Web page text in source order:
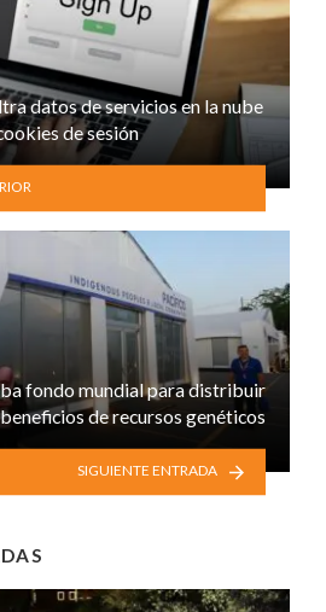
datos de servicios en la nube
de sesión
fondo mundial para distribuir
beneficios de recursos genéticos
SIGUIENTE ENTRADA